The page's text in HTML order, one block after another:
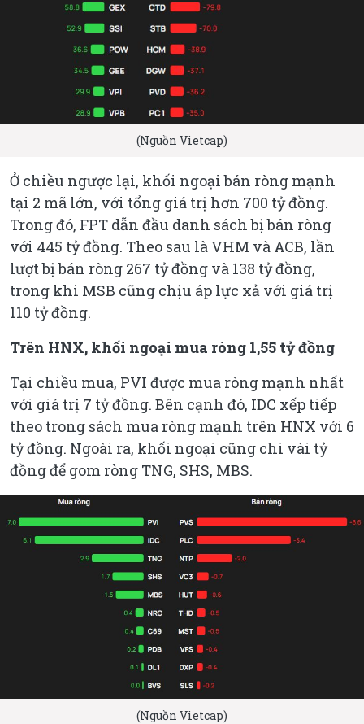
(Nguồn Vietcap)
Ở chiều ngược lại, khối ngoại bán ròng mạnh
tại 2 mã lớn, với tổng giá trị hơn 700 tỷ đồng.
Trong đó, FPT dẫn đầu danh sách bị bán ròng
với 445 tỷ đồng. Theo sau là VHM và ACB, lần
lượt bị bán ròng 267 tỷ đồng và 138 tỷ đồng,
trong khi MSB cũng chịu áp lực xả với giá trị
110 tỷ đồng.
Trên HNX, khối ngoại mua ròng 1,55 tỷ đồng
Tại chiều mua, PVI được mua ròng mạnh nhất
với giá trị 7 tỷ đồng. Bên cạnh đó, IDC xếp tiếp
theo trong sách mua ròng mạnh trên HNX với 6
tỷ đồng. Ngoài ra, khối ngoại cũng chi vài tỷ
đồng để gom ròng TNG, SHS, MBS.
(Nguồn Vietcap)